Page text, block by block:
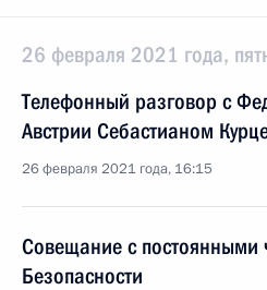
26 февраля 2021 года,
Телефонный разговор с
Австрии Себастианом
26 февраля 2021 года, 16:15
Совещание с постоянными
Безопасности